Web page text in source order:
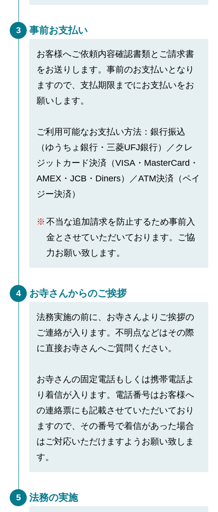
3 事前お支払い
お客様へご依頼内容確認書類とご請求書
をお送りします。事前のお支払いとなり
ますので、支払期限までにお支払いをお
願いします。
ご利用可能なお支払い方法：銀行振込
（ゆうちょ銀行・三菱UFJ銀行）／クレ
ジットカード決済（VISA・MasterCard・
AMEX・JCB・Diners）／ATM決済（ペイ
ジー決済）
不当な追加請求を防止するため事前入
金とさせていただいております。ご協
力お願い致します。
4 お寺さんからのご挨拶
法務実施の前に、お寺さんよりご挨拶の
ご連絡が入ります。不明点などはその際
に直接お寺さんへご質問ください。
お寺さんの固定電話もしくは携帯電話よ
り着信が入ります。電話番号はお客様へ
の連絡票にも記載させていただいており
ますので、その番号で着信があった場合
はご対応いただけますようお願い致しま
す。
5 法務の実施